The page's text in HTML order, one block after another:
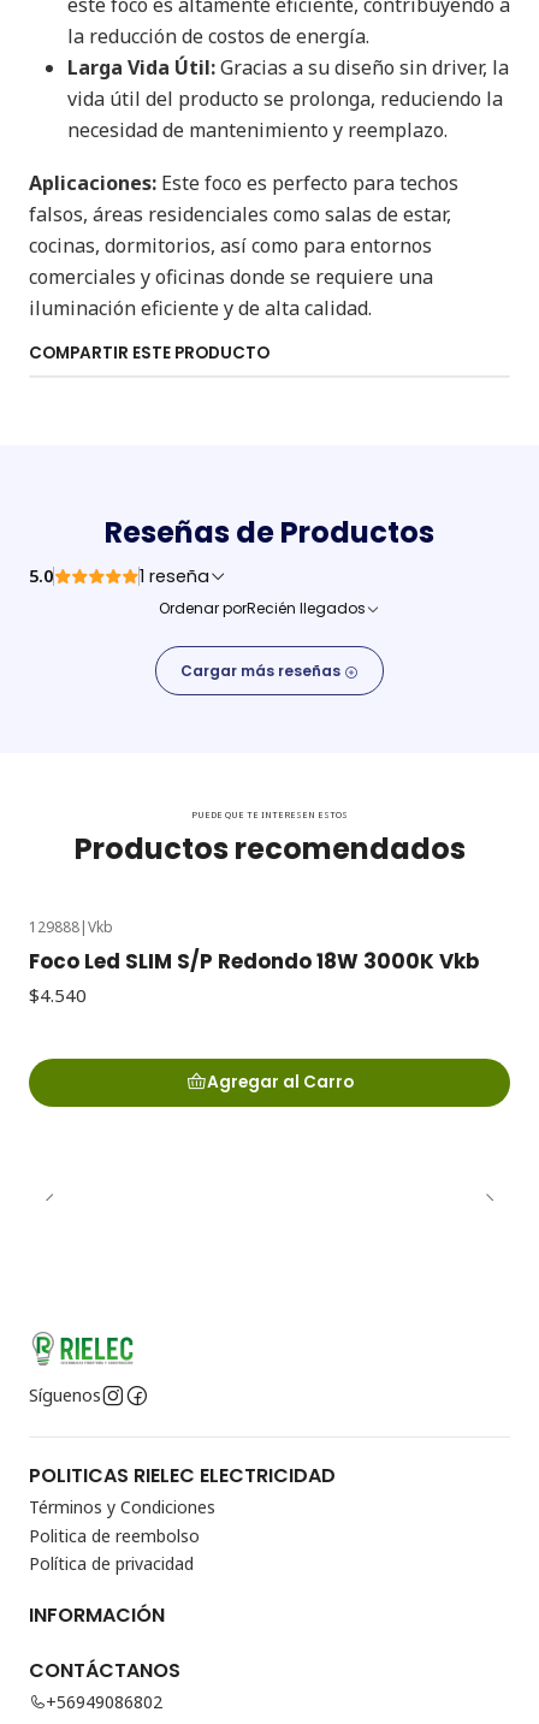
la reducción de costos de energía.
Larga Vida Útil:Gracias a su diseño sin driver, la
vida útil del producto se prolonga, reduciendo la
necesidad de mantenimiento y reemplazo.
Aplicaciones: Este foco es perfecto para techos
falsos, áreas residenciales como salas de estar,
cocinas, dormitorios, así como para entornos
comerciales y oficinas donde se requiere una
iluminación eficiente y de alta calidad.
COMPARTIR ESTE PRODUCTO
Reseñas de Productos
5.0 1 reseña
Ordenar porRecién llegados
Cargar más reseñas
PUEDE QUE TE INTERESEN ESTOS
Productos recomendados
129888|Vkb
Foco Led SLIM S/P Redondo 18W 3000K Vkb
$4.540
Agregar al Carro
Síguenos
POLITICAS RIELEC ELECTRICIDAD
Términos y Condiciones
Politica de reembolso
Política de privacidad
INFORMACIÓN
CONTÁCTANOS
+56949086802